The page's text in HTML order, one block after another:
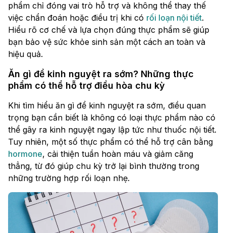
phẩm chỉ đóng vai trò hỗ trợ và không thể thay thế
việc chẩn đoán hoặc điều trị khi có rối loạn nội tiết.
Hiểu rõ cơ chế và lựa chọn đúng thực phẩm sẽ giúp
bạn bảo vệ sức khỏe sinh sản một cách an toàn và
hiệu quả.
Ăn gì để kinh nguyệt ra sớm? Những thực
phẩm có thể hỗ trợ điều hòa chu kỳ
Khi tìm hiểu ăn gì để kinh nguyệt ra sớm, điều quan
trọng bạn cần biết là không có loại thực phẩm nào có
thể gây ra kinh nguyệt ngay lập tức như thuốc nội tiết.
Tuy nhiên, một số thực phẩm có thể hỗ trợ cân bằng
hormone, cải thiện tuần hoàn máu và giảm căng
thẳng, từ đó giúp chu kỳ trở lại bình thường trong
những trường hợp rối loạn nhẹ.